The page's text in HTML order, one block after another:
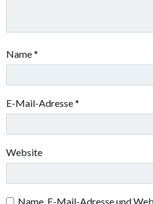
Name*
E-Mail-Adresse*
Website
Name, E-Mail-Adresse und